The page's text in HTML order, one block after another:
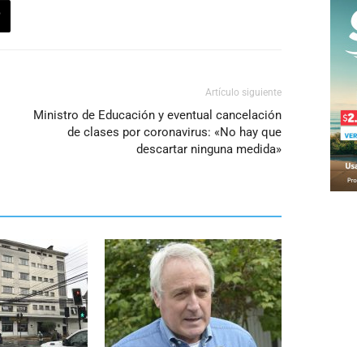
Artículo siguiente
Ministro de Educación y eventual cancelación
de clases por coronavirus: «No hay que
descartar ninguna medida»